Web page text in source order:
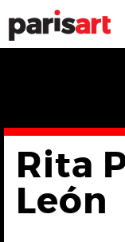
Rita
León